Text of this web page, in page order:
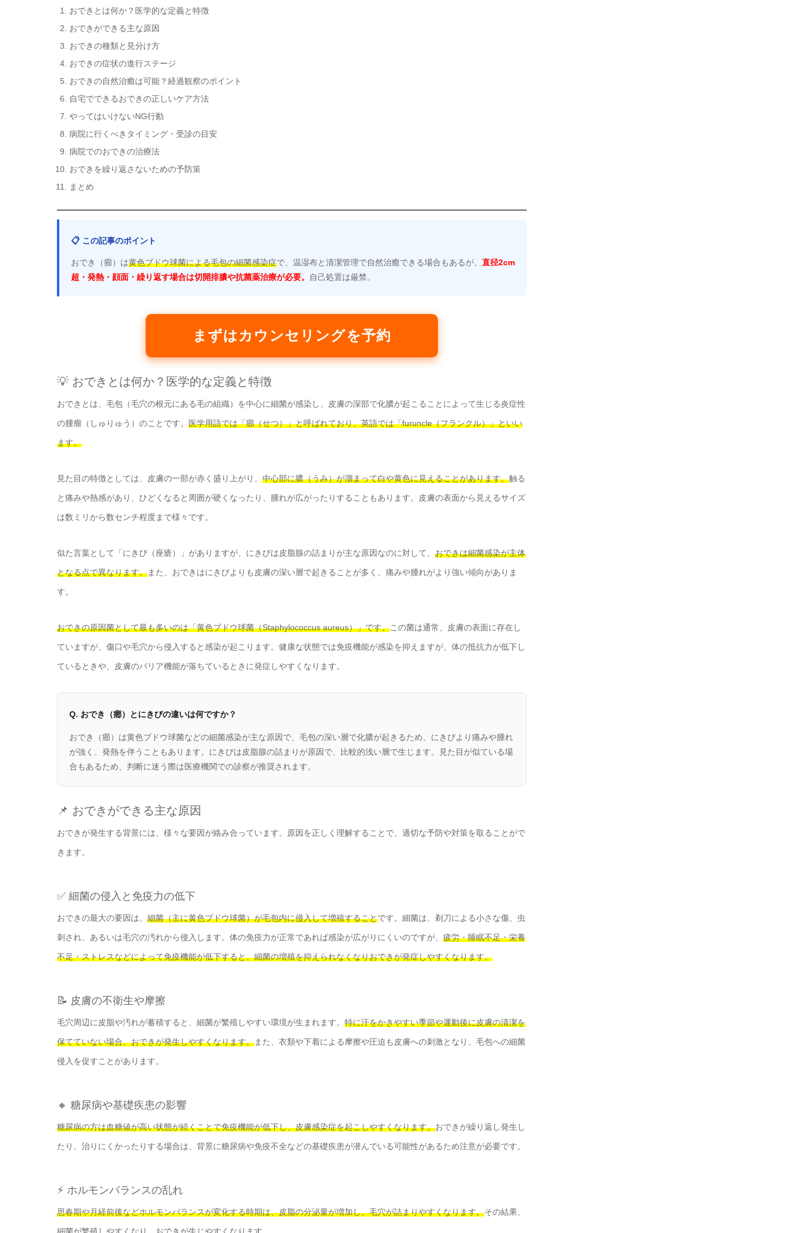
おできとは何か？医学的な定義と特徴
おできができる主な原因
おできの種類と見分け方
おできの症状の進行ステージ
おできの自然治癒は可能？経過観察のポイント
自宅でできるおできの正しいケア方法
やってはいけないNG行動
病院に行くべきタイミング・受診の目安
病院でのおできの治療法
おできを繰り返さないための予防策
まとめ
📋 この記事のポイント
おでき（癤）は黄色ブドウ球菌による毛包の細菌感染症で、温湿布と清潔管理で自然治癒できる場合もあるが、 直径2cm
超・発熱・顔面・繰り返す場合は切開排膿や抗菌薬治療が必要。
自己処置は厳禁。
まずはカウンセリングを予約
💡 おできとは何か？医学的な定義と特徴
おできとは、毛包（毛穴の根元にある毛の組織）を中心に細菌が感染し、皮膚の深部で化膿が起こることによって生じる炎症性
の腫瘤（しゅりゅう）のことです。 医学用語では「癤（せつ）」と呼ばれており、英語では「furuncle（フランクル）」といい
ます。
見た目の特徴としては、皮膚の一部が赤く盛り上がり、 中心部に膿（うみ）が溜まって白や黄色に見えることがあります。触る
と痛みや熱感があり、ひどくなると周囲が硬くなったり、腫れが広がったりすることもあります。皮膚の表面から見えるサイズ
は数ミリから数センチ程度まで様々です。
似た言葉として「にきび（座瘡）」がありますが、にきびは皮脂腺の詰まりが主な原因なのに対して、 おできは細菌感染が主体
となる点で異なります。また、おできはにきびよりも皮膚の深い層で起きることが多く、痛みや腫れがより強い傾向がありま
す。
おできの原因菌として最も多いのは「黄色ブドウ球菌（Staphylococcus aureus）」です。この菌は通常、皮膚の表面に存在し
ていますが、傷口や毛穴から侵入すると感染が起こります。健康な状態では免疫機能が感染を抑えますが、体の抵抗力が低下し
ているときや、皮膚のバリア機能が落ちているときに発症しやすくなります。
Q. おでき（癤）とにきびの違いは何ですか？
おでき（癤）は黄色ブドウ球菌などの細菌感染が主な原因で、毛包の深い層で化膿が起きるため、にきびより痛みや腫れ
が強く、発熱を伴うこともあります。にきびは皮脂腺の詰まりが原因で、比較的浅い層で生じます。見た目が似ている場
合もあるため、判断に迷う際は医療機関での診察が推奨されます。
📌 おできができる主な原因
おできが発生する背景には、様々な要因が絡み合っています。原因を正しく理解することで、適切な予防や対策を取ることがで
きます。
✅ 細菌の侵入と免疫力の低下
おできの最大の要因は、 細菌（主に黄色ブドウ球菌）が毛包内に侵入して増殖することです。細菌は、剃刀による小さな傷、虫
刺され、あるいは毛穴の汚れから侵入します。体の免疫力が正常であれば感染が広がりにくいのですが、 疲労・睡眠不足・栄養
不足・ストレスなどによって免疫機能が低下すると、細菌の増殖を抑えられなくなりおできが発症しやすくなります。
📝 皮膚の不衛生や摩擦
毛穴周辺に皮脂や汚れが蓄積すると、細菌が繁殖しやすい環境が生まれます。 特に汗をかきやすい季節や運動後に皮膚の清潔を
保てていない場合、おできが発生しやすくなります。また、衣類や下着による摩擦や圧迫も皮膚への刺激となり、毛包への細菌
侵入を促すことがあります。
🔸 糖尿病や基礎疾患の影響
糖尿病の方は血糖値が高い状態が続くことで免疫機能が低下し、皮膚感染症を起こしやすくなります。おできが繰り返し発生し
たり、治りにくかったりする場合は、背景に糖尿病や免疫不全などの基礎疾患が潜んでいる可能性があるため注意が必要です。
⚡ ホルモンバランスの乱れ
思春期や月経前後などホルモンバランスが変化する時期は、皮脂の分泌量が増加し、毛穴が詰まりやすくなります。その結果、
細菌が繁殖しやすくなり、おできが生じやすくなります。